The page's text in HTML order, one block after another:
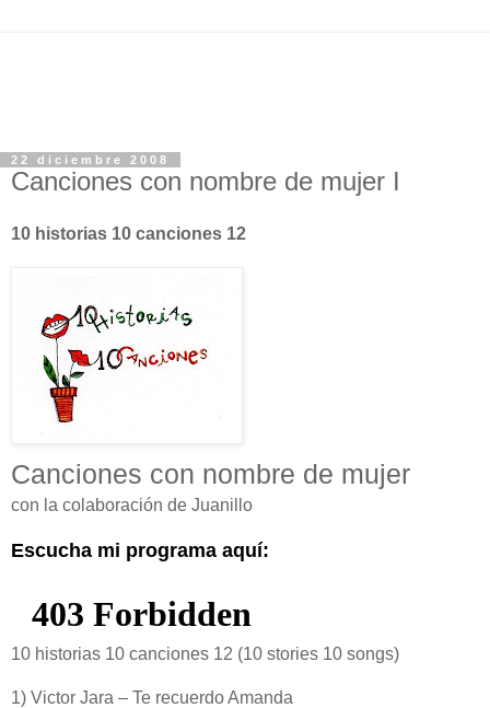
22 diciembre 2008
Canciones con nombre de mujer I
10 historias 10 canciones 12
Canciones con nombre de mujer
con la colaboración de Juanillo
Escucha mi programa aquí:
10 historias 10 canciones 12 (10 stories 10 songs)
1) Victor Jara – Te recuerdo Amanda